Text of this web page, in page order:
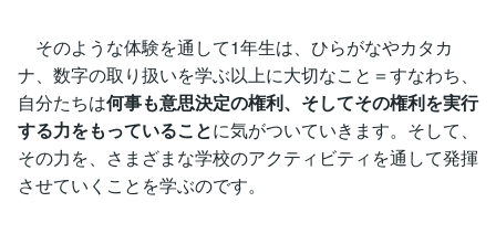
そのような体験を通して1年生は、ひらがなやカタカ
ナ、数字の取り扱いを学ぶ以上に大切なこと＝すなわち、
自分たちは何事も意思決定の権利、そしてその権利を実行
する力をもっていることに気がついていきます。そして、
その力を、さまざまな学校のアクティビティを通して発揮
させていくことを学ぶのです。